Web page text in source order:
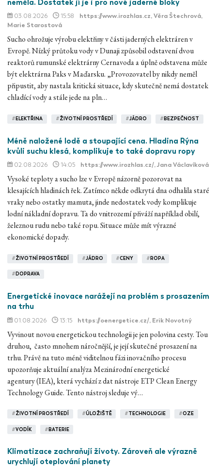
neměla. Dostatek jí je i pro nové jaderné bloky
03.08.2026 15:58 https://www.irozhlas.cz, Věra Štechrová,
Marie Starostová
Sucho ohrožuje výrobu elektřiny v části jaderných elektráren v
Evropě. Nízký průtoku vody v Dunaji způsobil odstavení dvou
reaktorů rumunské elektrárny Cernavoda a úplně odstavena může
být elektrárna Paks v Maďarsku. „Provozovatel by nikdy neměl
připustit, aby nastala kritická situace, kdy skutečně nemá dostatek
chladící vody a stále jede na pln…
# ELEKTŘINA #ŽIVOTNÍ PROSTŘEDÍ #JÁDRO # BEZPEČNOST
Méně naložené lodě a stoupající cena. Hladina Rýna
kvůli suchu klesá, komplikuje to také dopravu ropy
02.08.2026 14:05 https://www.irozhlas.cz/, Jana Václavíková
Vysoké teploty a sucho lze v Evropě názorně pozorovat na
klesajících hladinách řek. Zatímco někde odkrytá dna odhalila staré
vraky nebo ostatky mamuta, jinde nedostatek vody komplikuje
lodní nákladní dopravu. Ta do vnitrozemí přiváží například obilí,
železnou rudu nebo také ropu. Situace může mít výrazné
ekonomické dopady.
#ŽIVOTNÍ PROSTŘEDÍ #JÁDRO #CENY # ROPA
#DOPRAVA
Energetické inovace narážejí na problém s prosazením
na trhu
01.08.2026 13:15 https://oenergetice.cz/, Erik Novotný
Vyvinout novou energetickou technologii je jen polovina cesty. Tou
druhou, často mnohem náročnější, je její skutečné prosazení na
trhu. Právě na tuto méně viditelnou fázi inovačního procesu
upozorňuje aktuální analýza Mezinárodní energetické
agentury (IEA), která vychází z dat nástroje ETP Clean Energy
Technology Guide. Tento nástroj sleduje vý…
#ŽIVOTNÍ PROSTŘEDÍ #ÚLOŽIŠTĚ #TECHNOLOGIE #OZE
#VODÍK # BATERIE
Klimatizace zachraňují životy. Zároveň ale výrazně
urychlují oteplování planety